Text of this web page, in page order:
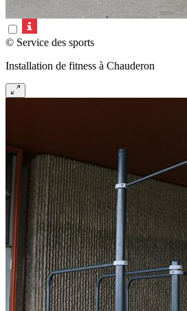
© Service des sports
Installation de fitness à Chauderon